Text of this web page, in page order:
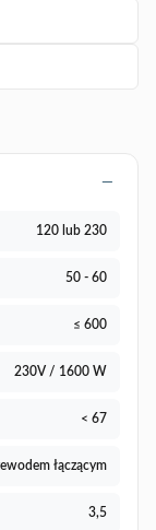
120 lub 230
50 - 60
≤ 600
230V / 1600 W
< 67
łączącym
3,5